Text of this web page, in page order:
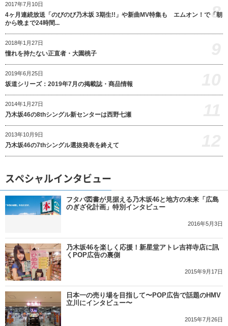
2017年7月10日
4ヶ月連続放送「のびのび乃木坂 3期生!!」や新曲MV特集も エムオン！で「朝
から晩まで24時間...
8
2018年1月27日
憧れを持たない正直者・大園桃子
2019年6月25日
坂道シリーズ：2019年7月の掲載誌・商品情報
2014年1月27日
乃木坂46の8thシングル新センターは西野七瀬
2013年10月9日
乃木坂46の7thシングル選抜発表を終えて
スペシャルインタビュー
フタバ図書が見据える乃木坂46と地方の未来「広島
のぎざ化計画」特別インタビュー
2016年5月3日
乃木坂46を楽しく応援！新星堂アトレ吉祥寺店に訊
くPOP広告の裏側
2015年9月17日
日本一の売り場を目指して〜POP広告で話題のHMV
立川にインタビュー〜
2015年7月26日